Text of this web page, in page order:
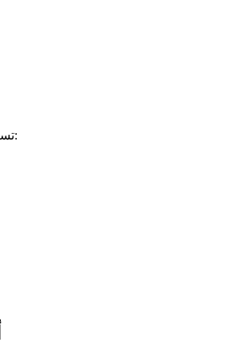
تساعدنا هذه الملفات على فهم كيفية استخدام الزوار لموقعنا: